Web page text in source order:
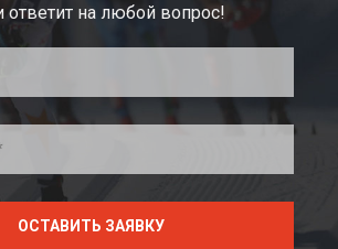
ответит на любой вопрос!